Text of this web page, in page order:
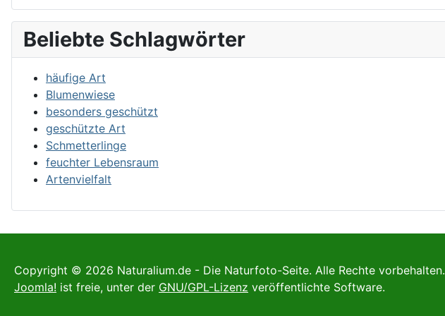
Beliebte Schlagwörter
häufige Art
Blumenwiese
besonders geschützt
geschützte Art
Schmetterlinge
feuchter Lebensraum
Artenvielfalt
Copyright © 2026 Naturalium.de - Die Naturfoto-Seite. Alle Rechte vorbehalten.
Joomla! ist freie, unter der GNU/GPL-Lizenz veröffentlichte Software.